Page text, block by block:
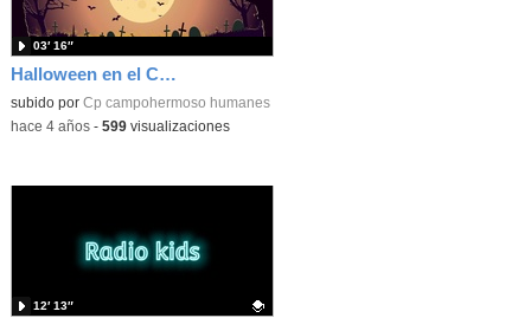
Halloween en el CEIP Campohermoso
subido por Cp campohermoso humanes
03′ 16″
-hace 4 años- 599visualizaciones
12′ 13″